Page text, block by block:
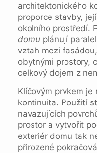
architektonického
proporce stavby,
okolního prostředí.
domuplánují
vztah mezi
obytnými prostory,
celkový dojem z
Klíčovým prvkem je
kontinuita. Použití
navazujících
prostor a vytvořit
exteriér domu tak
přirozené